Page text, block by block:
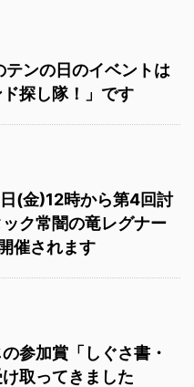
ンの日のイベントは
ド探し隊！」です
(金)12時から第4回討
ク常闇の竜レグナー
催されます
参加賞「しぐさ書・
取ってきました